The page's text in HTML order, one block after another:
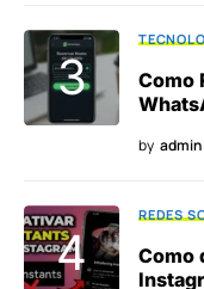
Como
by admin
REDES
Como